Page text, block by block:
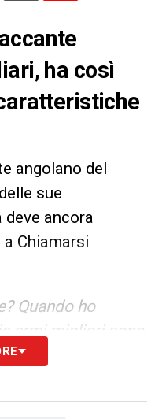
ha così
angolano del
sue
ancora
Chiamarsi
Quando ho
armi migliori sono
migliorare